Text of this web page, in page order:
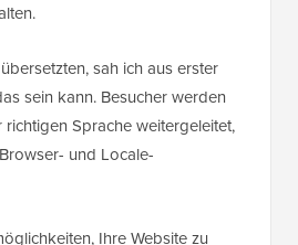
sah ich aus erster
sein kann. Besucher werden
richtigen Sprache weitergeleitet,
und Locale-
Ihre Website zu